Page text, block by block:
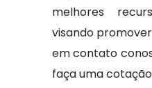
melhores
visando
em contato
faça uma